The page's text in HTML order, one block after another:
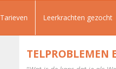
Tarieven Leerkrachten gezocht
TELPROBLEMEN